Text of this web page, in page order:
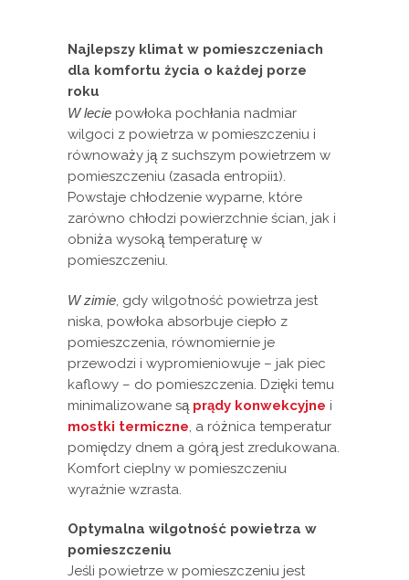
Najlepszy klimat w pomieszczeniach
dla komfortu życia o każdej porze
roku
W lecie powłoka pochłania nadmiar
wilgoci z powietrza w pomieszczeniu i
równoważy ją z suchszym powietrzem w
pomieszczeniu (zasada entropii1).
Powstaje chłodzenie wyparne, które
zarówno chłodzi powierzchnie ścian, jak i
obniża wysoką temperaturę w
pomieszczeniu.
W zimie, gdy wilgotność powietrza jest
niska, powłoka absorbuje ciepło z
pomieszczenia, równomiernie je
przewodzi i wypromieniowuje – jak piec
kaflowy – do pomieszczenia. Dzięki temu
minimalizowane są prądy konwekcyjne i
mostki termiczne, a różnica temperatur
pomiędzy dnem a górą jest zredukowana.
Komfort cieplny w pomieszczeniu
wyraźnie wzrasta.
Optymalna wilgotność powietrza w
pomieszczeniu
Jeśli powietrze w pomieszczeniu jest